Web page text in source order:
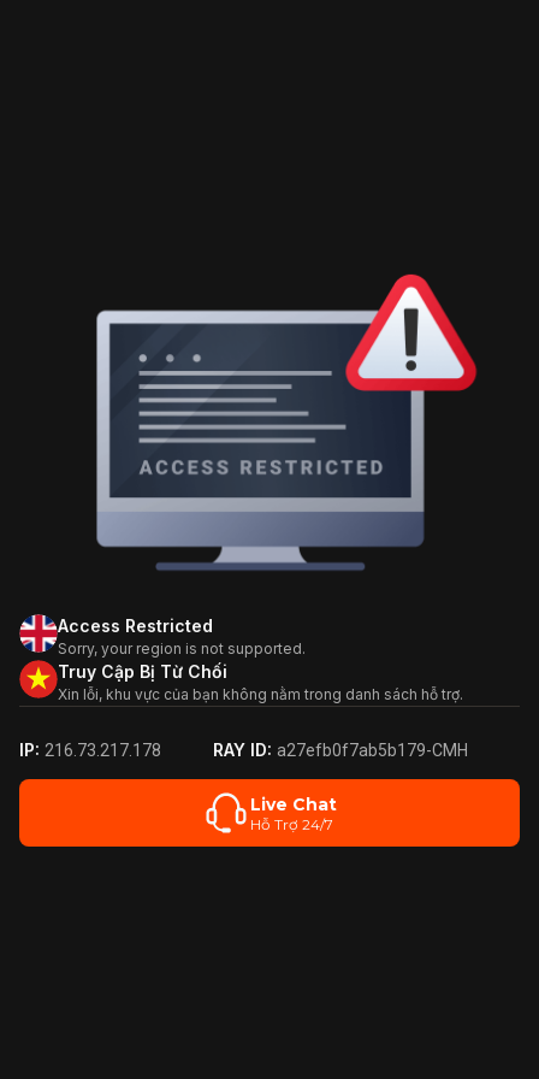
Access Restricted
Sorry, your region is not supported.
Truy Cập Bị Từ Chối
Xin lỗi, khu vực của bạn không nằm trong danh sách hỗ trợ.
IP: 216.73.217.178 RAY ID: a27efb0f7ab5b179-CMH
Live Chat
Hỗ Trợ 24/7